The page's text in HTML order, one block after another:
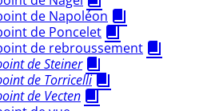
de Napoléon
de Poncelet
de rebroussement
de Steiner
de Torricelli
de Vecten